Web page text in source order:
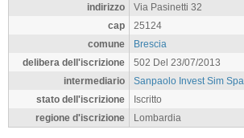
indirizzo
Via Pasinetti 32
cap
25124
comune
Brescia
delibera dell'iscrizione
502 Del 23/07/2013
intermediario
Sanpaolo Invest Sim Spa
stato dell'iscrizione
Iscritto
regione d'iscrizione
Lombardia